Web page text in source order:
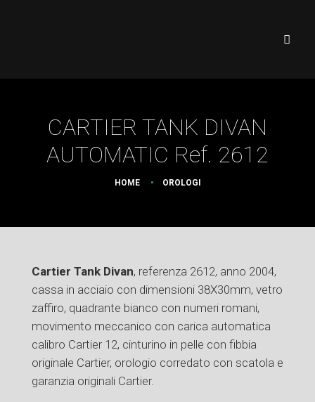
CARTIER TANK DIVAN
AUTOMATIC Ref. 2612
HOME OROLOGI
Cartier Tank Divan, referenza 2612, anno 2004,
cassa in acciaio con dimensioni 38X30mm, vetro
zaffiro, quadrante bianco con numeri romani,
movimento meccanico con carica automatica
calibro Cartier 12, cinturino in pelle con fibbia
originale Cartier, orologio corredato con scatola e
garanzia originali Cartier.